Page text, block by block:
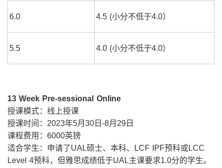
6.0 4.5 (小分不低于4.0）
5.5 4.0 (小分不低于4.0）
13 Week Pre-sessional Online
授课模式：线上授课
授课时间：2023年5月30日-8月29日
课程费用：6000英镑
适合学生：申请了UAL硕士、本科、LCF IPF预科或LCC
Level 4预科，但雅思成绩低于UAL主课要求1.0分的学生。